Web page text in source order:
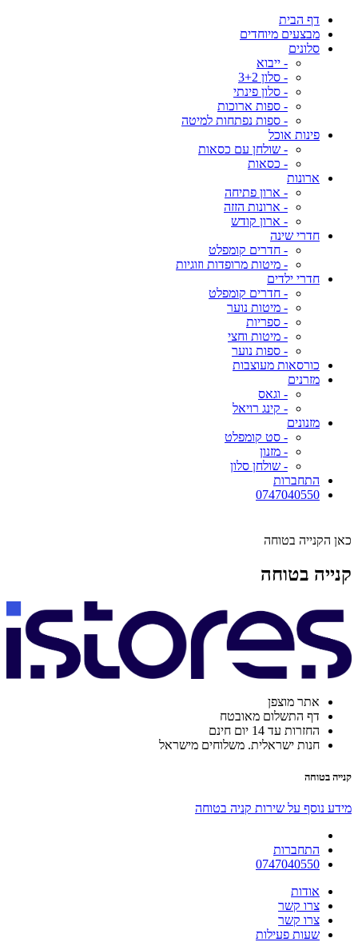
דף הבית
מבצעים מיוחדים
סלונים
- ייבוא
- סלון 3+2
- סלון פינתי
- ספות ארוכות
- ספות נפתחות למיטה
פינות אוכל
- שולחן עם כסאות
- כסאות
ארונות
- ארון פתיחה
- ארונות הזזה
- ארון קודש
חדרי שינה
- חדרים קומפלט
- מיטות מרופדות וזוגיות
חדרי ילדים
- חדרים קומפלט
- מיטות נוער
- ספריות
- מיטות וחצי
- ספות נוער
כורסאות מעוצבות
מזרנים
- וגאס
- קינג רויאל
מזנונים
- סט קומפלט
- מזנון
- שולחן סלון
התחברות
0747040550
כאן הקנייה בטוחה
קנייה בטוחה
אתר מוצפן
דף התשלום מאובטח
החזרות עד 14 יום חינם
חנות ישראלית. משלוחים מישראל
קנייה בטוחה
מידע נוסף על שירות קניה בטוחה
התחברות
0747040550
אודות
צרו קשר
צרו קשר
שעות פעילות